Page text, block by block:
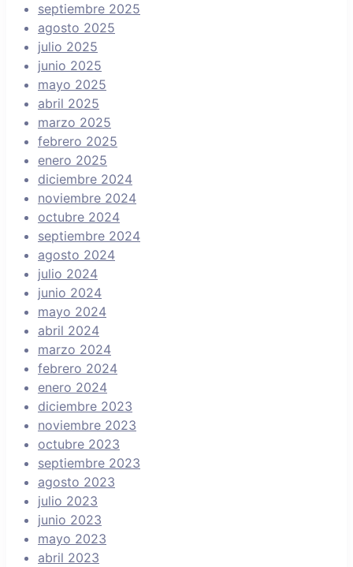
septiembre 2025
agosto 2025
julio 2025
junio 2025
mayo 2025
abril 2025
marzo 2025
febrero 2025
enero 2025
diciembre 2024
noviembre 2024
octubre 2024
septiembre 2024
agosto 2024
julio 2024
junio 2024
mayo 2024
abril 2024
marzo 2024
febrero 2024
enero 2024
diciembre 2023
noviembre 2023
octubre 2023
septiembre 2023
agosto 2023
julio 2023
junio 2023
mayo 2023
abril 2023